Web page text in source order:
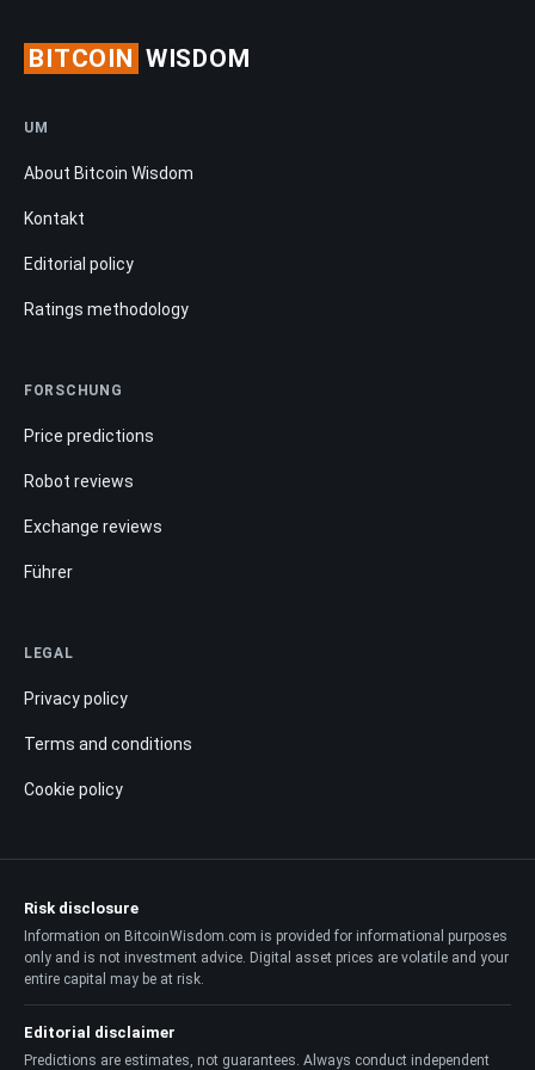
BITCOIN WISDOM
UM
About Bitcoin Wisdom
Kontakt
Editorial policy
Ratings methodology
FORSCHUNG
Price predictions
Robot reviews
Exchange reviews
Führer
LEGAL
Privacy policy
Terms and conditions
Cookie policy
Risk disclosure
Information on BitcoinWisdom.com is provided for informational purposes
only and is not investment advice. Digital asset prices are volatile and your
entire capital may be at risk.
Editorial disclaimer
Predictions are estimates, not guarantees. Always conduct independent